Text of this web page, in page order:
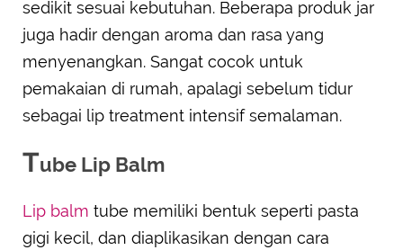
sedikit sesuai kebutuhan. Beberapa produk jar
juga hadir dengan aroma dan rasa yang
menyenangkan. Sangat cocok untuk
pemakaian di rumah, apalagi sebelum tidur
sebagai lip treatment intensif semalaman.
Tube Lip Balm
Lip balm tube memiliki bentuk seperti pasta
gigi kecil, dan diaplikasikan dengan cara